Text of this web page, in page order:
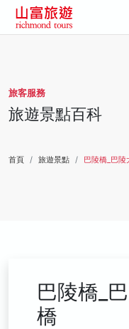
旅客服務
旅遊景點百科
首頁 旅遊景點 巴陵橋_巴陵
巴陵橋_
橋